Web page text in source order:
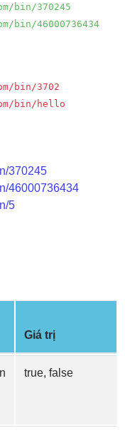
bin/370245
bin/46000736434
bin/3702
bin/hello
370245
46000736434
5
Giá trị
true, false